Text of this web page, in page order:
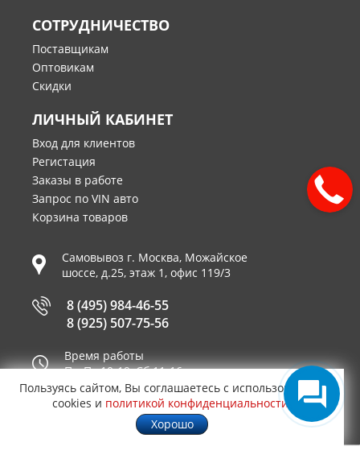
СОТРУДНИЧЕСТВО
Поставщикам
Оптовикам
Скидки
ЛИЧНЫЙ КАБИНЕТ
Вход для клиентов
Регистация
Заказы в работе
Запрос по VIN авто
Корзина товаров
Самовывоз г. Москва, Можайское
шоссе, д.25, этаж 1, офис 119/3
8 (495) 984-46-55
8 (925) 507-75-56
Время работы
Пн-Пт 10-19, Сб 11-16
Принимаем к оплате
Пользуясь сайтом, Вы соглашаетесь с использованием
cookies и политикой конфиденциальности
Хорошо